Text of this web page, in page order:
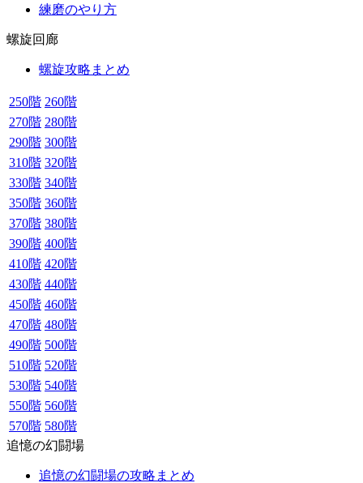
練磨のやり方
螺旋回廊
螺旋攻略まとめ
250階 260階
270階 280階
290階 300階
310階 320階
330階 340階
350階 360階
370階 380階
390階 400階
410階 420階
430階 440階
450階 460階
470階 480階
490階 500階
510階 520階
530階 540階
550階 560階
570階 580階
追憶の幻闘場
追憶の幻闘場の攻略まとめ